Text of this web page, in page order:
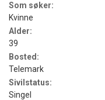
Som søker:
Kvinne
Alder:
39
Bosted:
Telemark
Sivilstatus:
Singel